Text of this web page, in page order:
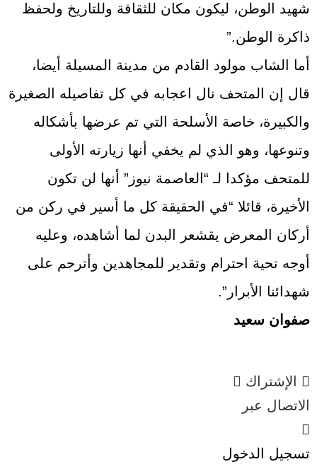
شهيد الوطن، ليكون مكان للثقافة وللتاريخ ولحفظ
ذاكرة الوطن.”
أما الشاب مولود القادم من مدينة المسيلة أيضا،
قال إن المتحف نال اعجابه في كل تفاصيله الصغيرة
والكبيرة، خاصة الأسلحة التي تم عرضها بأشكاله
وتنوعها، وهو الذي لم يخفي أنها زيارته الأولى
للمتحف مؤكدا لـ “العاصمة نيوز” أنها لن تكون
الأخيرة، قائلا “في الحقيقة كل ما أسير في ركن من
أركان المعرض يقشعر البدن لما أشاهده، وعليه
أوجه تحية احترام وتقدير للمجاهدين وأترحم على
شهدائنا الأبرار”.
صفوان سعيد
الإشتراك
الاتصال عبر
تسجيل الدخول